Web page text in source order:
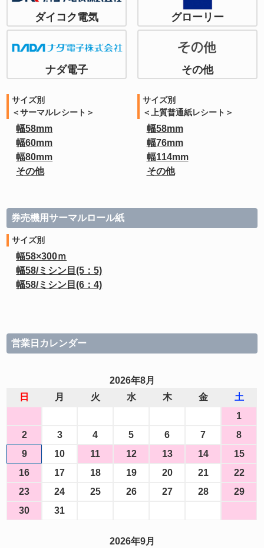
ダイコク電気 グローリー
ナダ電子 その他
サイズ別
＜サーマルレシート＞
幅58mm
幅60mm
幅80mm
その他
サイズ別
＜上質普通紙レシート＞
幅58mm
幅76mm
幅114mm
その他
券売機用サーマルロール紙
サイズ別
幅58×300ｍ
幅58/ミシン目(5：5)
幅58/ミシン目(6：4)
営業日カレンダー
2026年8月
日
月 火 水 木 金
土
1
2
3 4 5 6 7
8
9
10 11 12 13 14
15
16
17 18 19 20 21
22
23
24 25 26 27 28
29
30
31
2026年9月